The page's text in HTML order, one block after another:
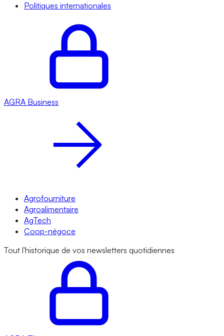
Politiques internationales
AGRA Business
Agrofourniture
Agroalimentaire
AgTech
Coop-négoce
Tout l'historique de vos newsletters quotidiennes